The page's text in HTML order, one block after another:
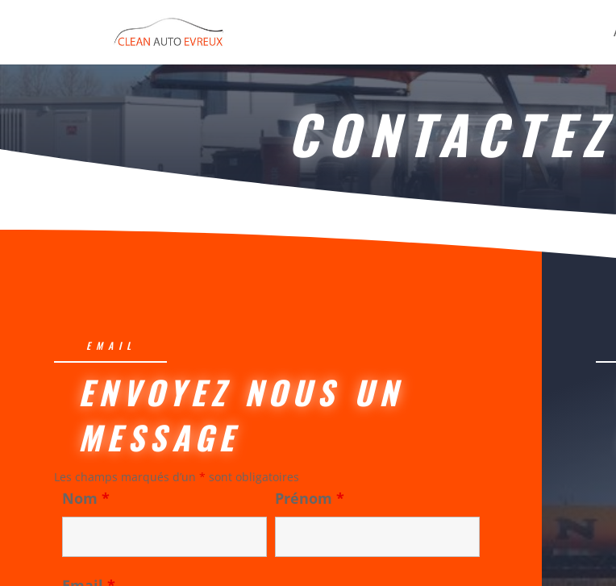
EMAIL
ENVOYEZ NOUS UN
MESSAGE
Les champs marqués d’un* sont obligatoires
Nom* Prénom *